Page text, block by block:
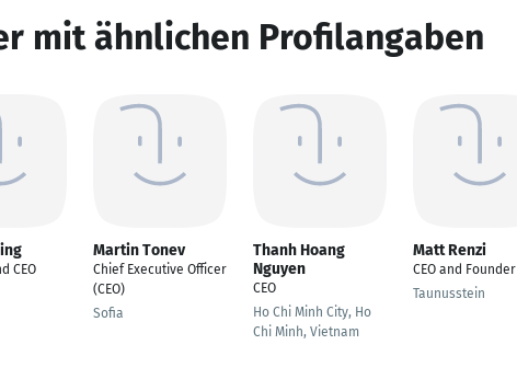
mit ähnlichen Profilangaben
CEO
Martin Tonev
Chief Executive Officer
(CEO)
Sofia
Thanh Hoang
Nguyen
CEO
Ho Chi Minh City, Ho
Chi Minh, Vietnam
Matt Renzi
CEO and Founder
Taunusstein